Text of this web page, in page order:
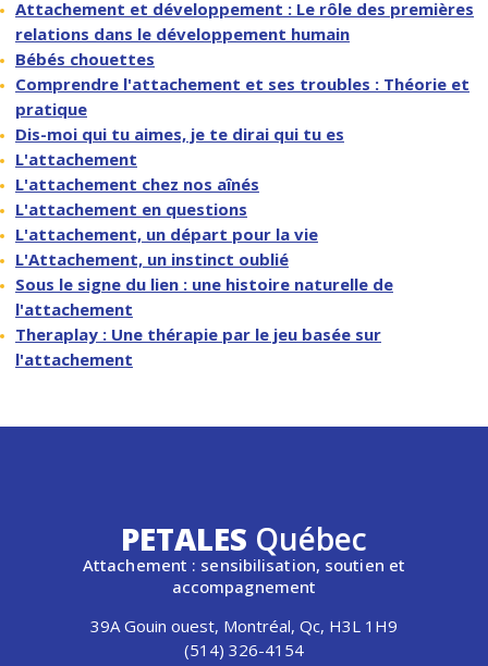
Attachement et développement : Le rôle des premières
relations dans le développement humain
Bébés chouettes
Comprendre l'attachement et ses troubles : Théorie et
pratique
Dis-moi qui tu aimes, je te dirai qui tu es
L'attachement
L'attachement chez nos aînés
L'attachement en questions
L'attachement, un départ pour la vie
L'Attachement, un instinct oublié
Sous le signe du lien : une histoire naturelle de
l'attachement
Theraplay : Une thérapie par le jeu basée sur
l'attachement
PETALES Québec
Attachement : sensibilisation, soutien et
accompagnement
39A Gouin ouest, Montréal, Qc, H3L 1H9
(514) 326-4154